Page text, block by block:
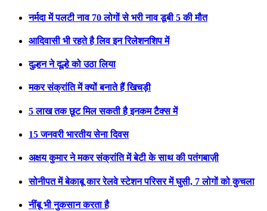
नर्मदा में पलटी नाव 70 लोगों से भरी नाव डूबी 5 की मौत
आदिवासी भी रहते है लिव इन रिलेशनशिप में
दुल्हन ने दूल्हे को उठा लिया
मकर संक्रांति में क्यों बनाते हैं खिचड़ी
5 लाख तक छूट मिल सकती है इनकम टैक्स में
15 जनवरी भारतीय सेना दिवस
अक्षय कुमार ने मकर संक्रांति में बेटी के साथ की पतंगबाज़ी
सोनीपत में बेकाबू कार रेलवे स्टेशन परिसर में घुसी, 7 लोगों को कुचला
नींबू भी नुकसान करता है